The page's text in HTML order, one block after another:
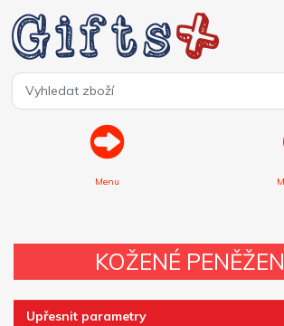
Menu
KOŽENÉ
Upřesnit parametry